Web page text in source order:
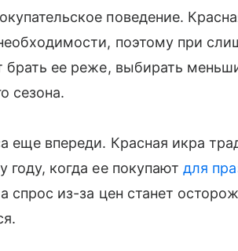
поведение.
поэтому при
брать ее реже, выбирать
сезона.
еще впереди. Красная икра
году, когда ее покупаютдля
спрос из-за цен станет